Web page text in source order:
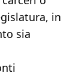
in
sia